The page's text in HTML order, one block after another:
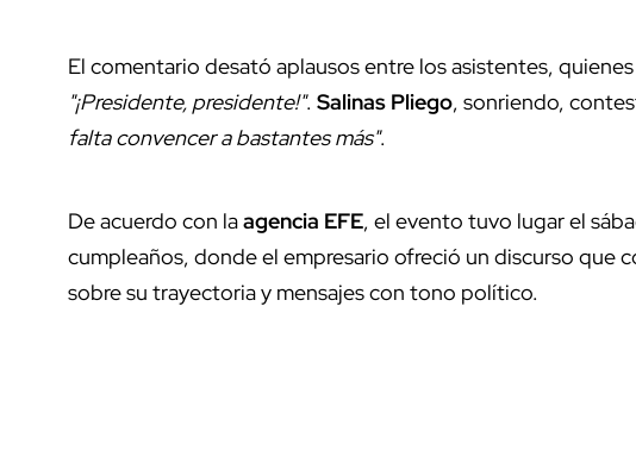
El comentario desató aplausos entre los asistentes,
"¡Presidente, presidente!". Salinas Pliego, sonriendo,
falta convencer a bastantes más".
De acuerdo con laagencia EFE, el evento tuvo lugar el
cumpleaños, donde el empresario ofreció un discurso que
sobre su trayectoria y mensajes con tono político.